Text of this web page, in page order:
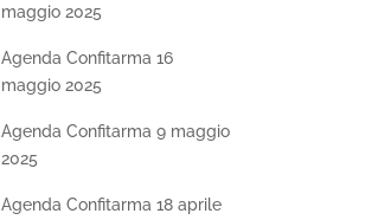
maggio 2025
Agenda Confitarma 16
maggio 2025
Agenda Confitarma 9 maggio
2025
Agenda Confitarma 18 aprile